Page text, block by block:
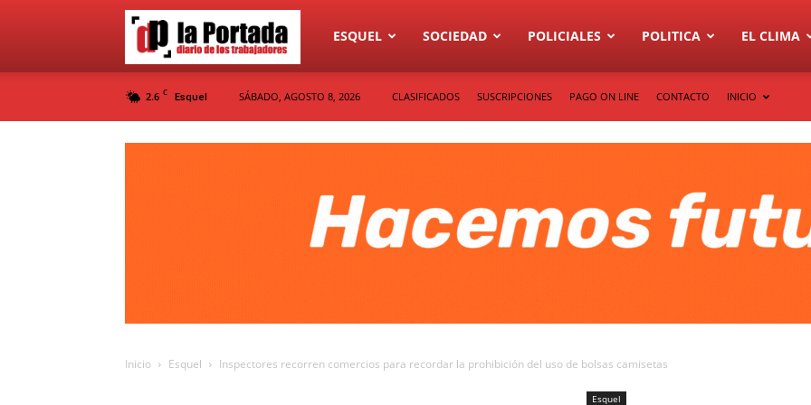
Diario
ESQUEL SOCIEDAD POLICIALES POLITICA EL CLIMA
2.6 C Esquel SÁBADO, AGOSTO 8, 2026 CLASIFICADOS SUSCRIPCIONES PAGO ON LINE CONTACTO INICIO
Inicio Esquel Inspectores recorren comercios para recordar la prohibición del uso de bolsas camisetas
Esquel